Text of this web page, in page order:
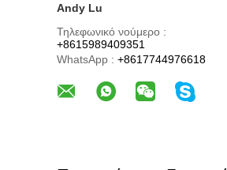
Andy Lu
Τηλεφωνικό νούμερο :
+8615989409351
WhatsApp : +8617744976618